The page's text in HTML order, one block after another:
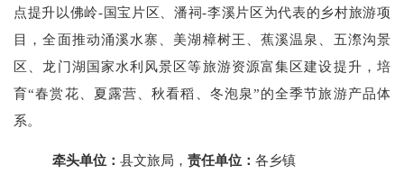
点提升以佛岭-国宝片区、潘祠-李溪片区为代表的乡村旅游项
目，全面推动涌溪水寨、美湖樟树王、蕉溪温泉、 五漈沟景
区
、龙门湖国家水利风景区等旅游资源富集区建设提升，培
育“春赏花、夏露营、秋看稻、冬泡泉”的全季节旅游产品体
系。
牵头单位：县文旅局，责任单位：各乡镇